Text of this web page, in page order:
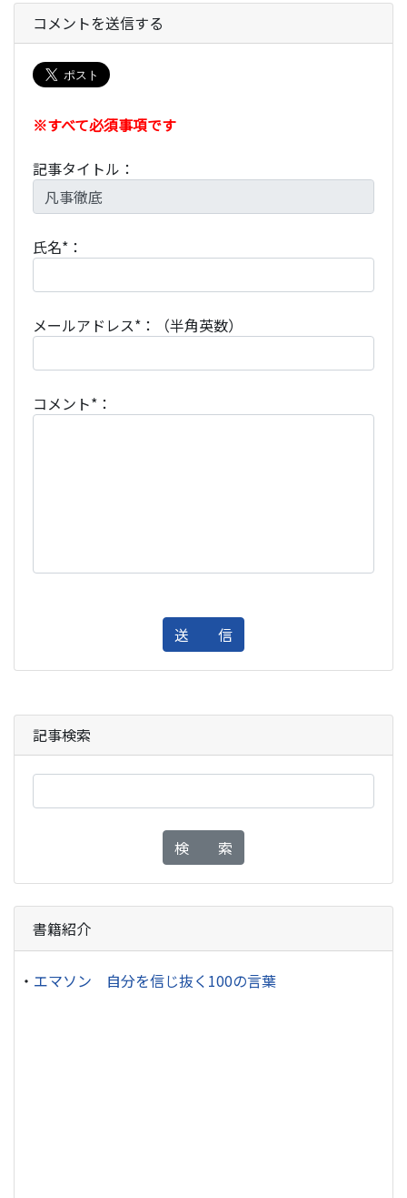
コメントを送信する
※すべて必須事項です
記事タイトル：
氏名*：
メールアドレス*：（半角英数）
コメント*：
送 信
記事検索
検 索
書籍紹介
・ エマソン 自分を信じ抜く100の言葉